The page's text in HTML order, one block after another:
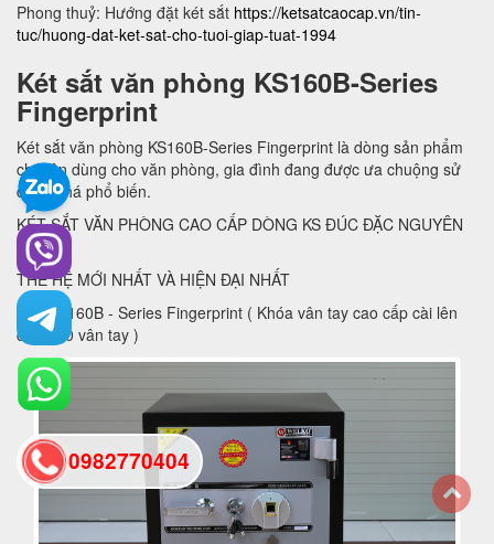
Phong thuỷ: Hướng đặt két sắt https://ketsatcaocap.vn/tin-
tuc/huong-dat-ket-sat-cho-tuoi-giap-tuat-1994
Két sắt văn phòng KS160B-Series
Fingerprint
Két sắt văn phòng KS160B-Series Fingerprint là dòng sản phẩm
chuyên dùng cho văn phòng, gia đình đang được ưa chuộng sử
dụng khá phổ biến.
KÉT SẮT VĂN PHÒNG CAO CẤP DÒNG KS ĐÚC ĐẶC NGUYÊN
KHỐI
THẾ HỆ MỚI NHẤT VÀ HIỆN ĐẠI NHẤT
MÃ: KS160B - Series Fingerprint ( Khóa vân tay cao cấp cài lên
đến 100 vân tay )
0982770404
back